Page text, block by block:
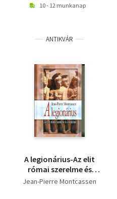
+ Aquincum ​farkasa
10 - 12 munkanap
ANTIKVÁR
A legionárius-Az elit
római szerelme és
küzdelmei
Jean-Pierre Montcassen